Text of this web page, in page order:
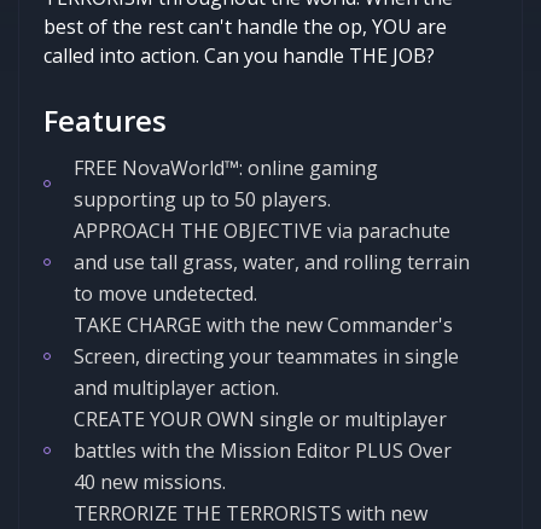
best of the rest can't handle the op, YOU are
called into action. Can you handle THE JOB?
Features
FREE NovaWorld™: online gaming
supporting up to 50 players.
APPROACH THE OBJECTIVE via parachute
and use tall grass, water, and rolling terrain
to move undetected.
TAKE CHARGE with the new Commander's
Screen, directing your teammates in single
and multiplayer action.
CREATE YOUR OWN single or multiplayer
battles with the Mission Editor PLUS Over
40 new missions.
TERRORIZE THE TERRORISTS with new